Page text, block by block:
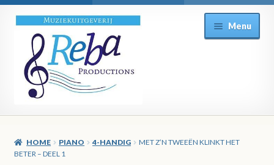
Ga
door
naar
navigatie
Ga
direct
naar
de
inhoud
Menu
HOME PIANO 4-HANDIG
MET Z’N TWEEËN KLINKT HET
BETER – DEEL 1